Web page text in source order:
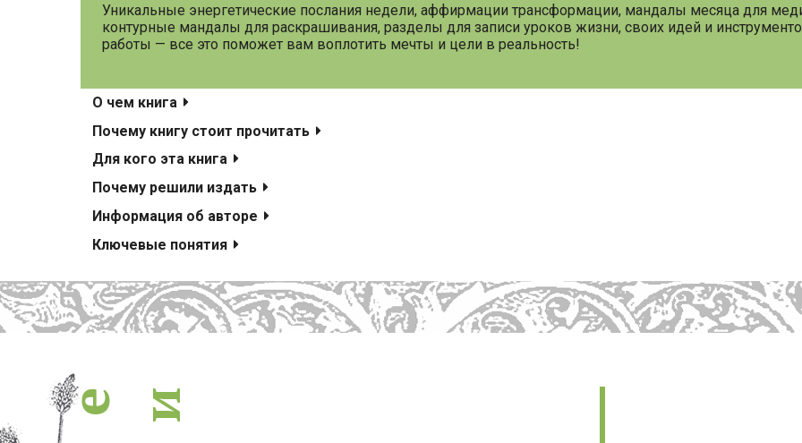
Уникальные энергетические послания недели, аффирмации трансформации, мандалы месяца для
контурные мандалы для раскрашивания, разделы для записи уроков жизни, своих идей и
работы — все это поможет вам воплотить мечты и цели в реальность!
О чем книга
Почему книгу стоит прочитать
Для кого эта книга
Почему решили издать
Информация об авторе
Ключевые понятия
е и